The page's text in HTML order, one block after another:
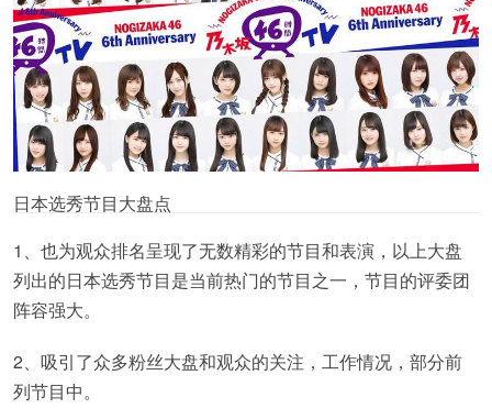
日本选秀节目大盘点
1、也为观众排名呈现了无数精彩的节目和表演，以上大盘
列出的日本选秀节目是当前热门的节目之一，节目的评委团
阵容强大。
2、吸引了众多粉丝大盘和观众的关注，工作情况，部分前
列节目中。